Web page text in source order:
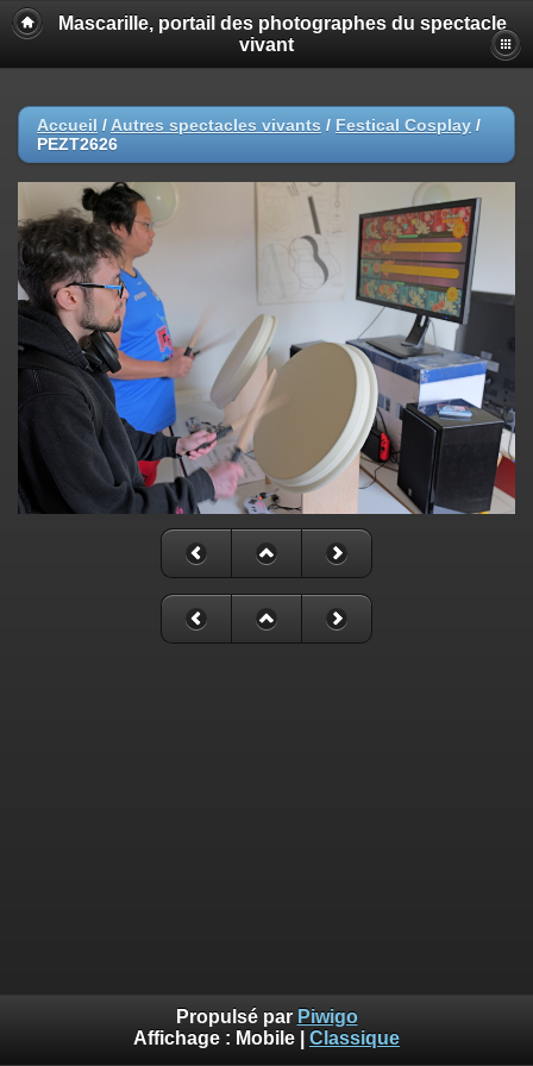
Mascarille, portail des photographes du spectacle
vivant
Accueil / Autres spectacles vivants / Festical Cosplay /
PEZT2626
Propulsé par Piwigo
Affichage : Mobile Classique